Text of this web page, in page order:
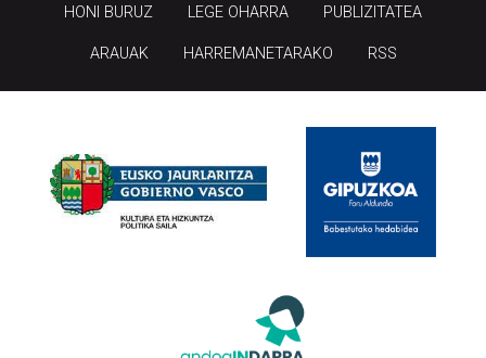
HONI BURUZ LEGE OHARRA PUBLIZITATEA
ARAUAK HARREMANETARAKO RSS